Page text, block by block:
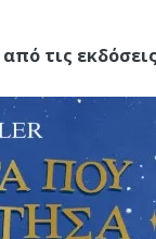
τις εκδόσεις